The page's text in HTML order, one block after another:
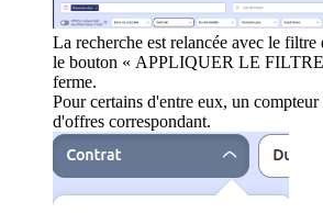
La recherche est relancée avec le
le bouton « APPLIQUER LE
ferme.
Pour certains d'entre eux, un
d'offres correspondant.